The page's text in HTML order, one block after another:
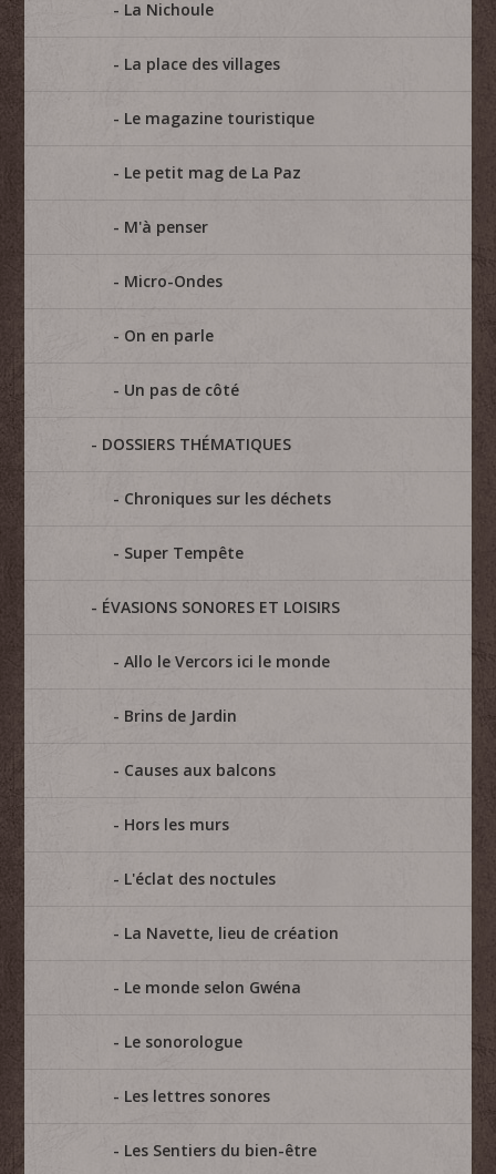
La Nichoule
La place des villages
Le magazine touristique
Le petit mag de La Paz
M'à penser
Micro-Ondes
On en parle
Un pas de côté
DOSSIERS THÉMATIQUES
Chroniques sur les déchets
Super Tempête
ÉVASIONS SONORES ET LOISIRS
Allo le Vercors ici le monde
Brins de Jardin
Causes aux balcons
Hors les murs
L'éclat des noctules
La Navette, lieu de création
Le monde selon Gwéna
Le sonorologue
Les lettres sonores
Les Sentiers du bien-être